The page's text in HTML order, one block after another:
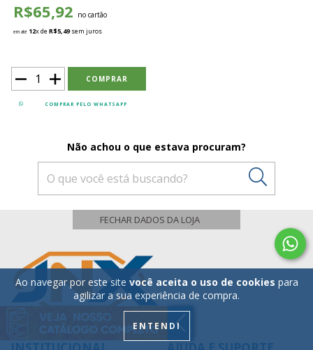
Ao navegar por este site você aceita o uso de cookies para
agilizar a sua experiência de compra.
ENTENDI
R$65,92 no cartão
em até 12x deR$5,49sem juros
COMPRAR PELO WHATSAPP
Não achou o que estava procuram?